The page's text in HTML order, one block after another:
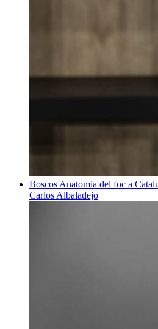
Boscos Anatomia del foc a
Carlos Albaladejo